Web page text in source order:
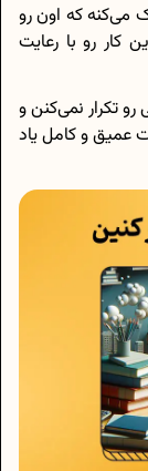
می‌کنه که اون رو
کار رو با رعایت
تکرار نمی‌کنن و
و کامل یاد